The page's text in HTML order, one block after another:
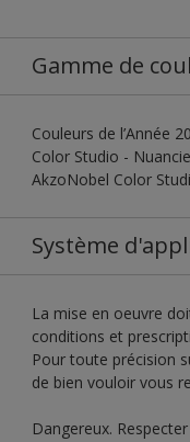
Gamme de
Couleurs de l’Année
Color Studio -
AkzoNobel Color
Système
La mise en oeuvre
conditions et
Pour toute précision
de bien vouloir vous
Dangereux.